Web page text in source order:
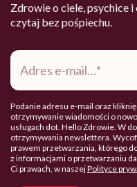
Zdrowie o ciele, psychice
czytaj bez pośpiechu.
Adres
mail*
Podanie adresu e-mail oraz
otrzymywanie wiadomości o
usługach dot. Hello Zdrowie. W
otrzymywania newslettera.
prawem przetwarzania, którego
z informacjami o przetwarzaniu
Ci prawach, w naszejPolityce